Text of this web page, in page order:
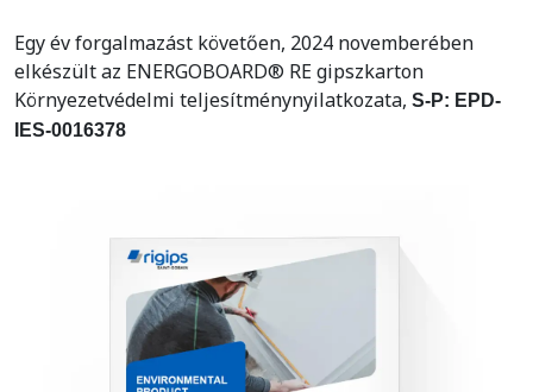
Egy év forgalmazást követően, 2024 novemberében
elkészült az ENERGOBOARD® RE gipszkarton
Környezetvédelmi teljesítménynyilatkozata, S-P: EPD-
IES-0016378